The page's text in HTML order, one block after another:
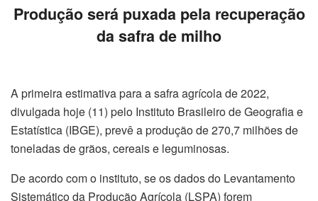
Produção será puxada pela recuperação
da safra de milho
A primeira estimativa para a safra agrícola de 2022,
divulgada hoje (11) pelo Instituto Brasileiro de Geografia e
Estatística (IBGE), prevê a produção de 270,7 milhões de
toneladas de grãos, cereais e leguminosas.
De acordo com o instituto, se os dados do Levantamento
Sistemático da Produção Agrícola (LSPA) forem